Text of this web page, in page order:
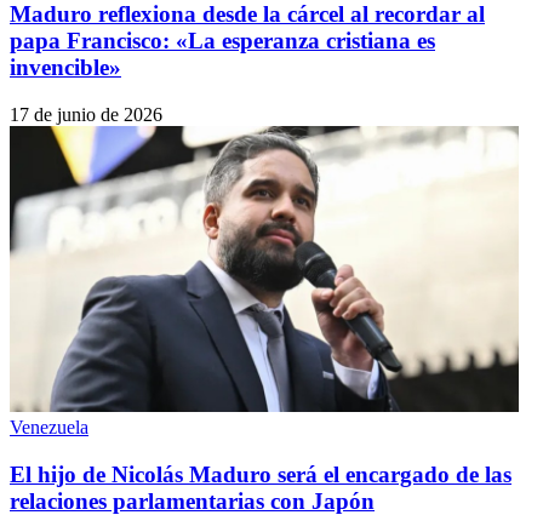
Maduro reflexiona desde la cárcel al recordar al
papa Francisco: «La esperanza cristiana es
invencible»
17 de junio de 2026
Venezuela
El hijo de Nicolás Maduro será el encargado de las
relaciones parlamentarias con Japón